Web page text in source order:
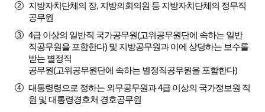
지방자치단체의 장, 지방의회의원 등 지방자치단체의 정무직
공무원
4급 이상의 일반직 국가공무원(고위공무원단에 속하는 일반
직공무원을 포함한다) 및 지방공무원과 이에 상당하는 보수를
받는 별정직
공무원(고위공무원단에 속하는 별정직공무원을 포함한다)
대통령령으로 정하는 외무공무원과 4급 이상의 국가정보원 직
원 및 대통령경호처 경호공무원